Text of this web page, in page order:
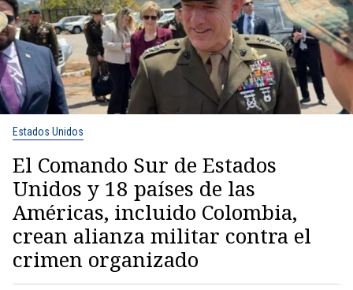
Estados Unidos
El Comando Sur de Estados
Unidos y 18 países de las
Américas, incluido Colombia,
crean alianza militar contra el
crimen organizado